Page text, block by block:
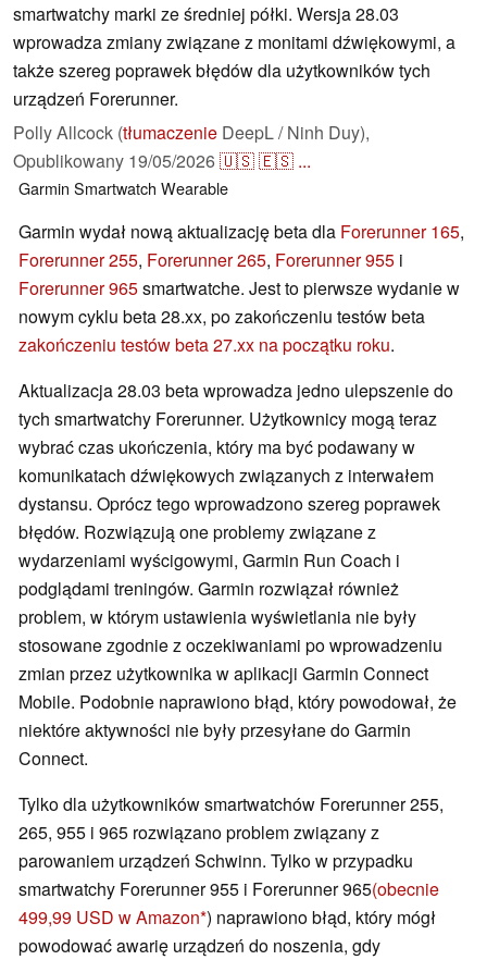
smartwatchy marki ze średniej półki. Wersja 28.03
wprowadza zmiany związane z monitami dźwiękowymi, a
także szereg poprawek błędów dla użytkowników tych
urządzeń Forerunner.
Polly Allcock (tłumaczenie DeepL / Ninh Duy),
Opublikowany 19/05/2026🇺🇸🇪🇸 ...
Garmin Smartwatch Wearable
Garmin wydał nową aktualizację beta dla Forerunner 165,
Forerunner 255, Forerunner 265, Forerunner 955 i
Forerunner 965smartwatche. Jest to pierwsze wydanie w
nowym cyklu beta 28.xx, po zakończeniu testów beta
zakończeniu testów beta 27.xx na początku roku.
Aktualizacja 28.03 beta wprowadza jedno ulepszenie do
tych smartwatchy Forerunner. Użytkownicy mogą teraz
wybrać czas ukończenia, który ma być podawany w
komunikatach dźwiękowych związanych z interwałem
dystansu. Oprócz tego wprowadzono szereg poprawek
błędów. Rozwiązują one problemy związane z
wydarzeniami wyścigowymi, Garmin Run Coach i
podglądami treningów. Garmin rozwiązał również
problem, w którym ustawienia wyświetlania nie były
stosowane zgodnie z oczekiwaniami po wprowadzeniu
zmian przez użytkownika w aplikacji Garmin Connect
Mobile. Podobnie naprawiono błąd, który powodował, że
niektóre aktywności nie były przesyłane do Garmin
Connect.
Tylko dla użytkowników smartwatchów Forerunner 255,
265, 955 i 965 rozwiązano problem związany z
parowaniem urządzeń Schwinn. Tylko w przypadku
smartwatchy Forerunner 955 i Forerunner 965(obecnie
499,99 USD w Amazon ) naprawiono błąd, który mógł
powodować awarię urządzeń do noszenia, gdy